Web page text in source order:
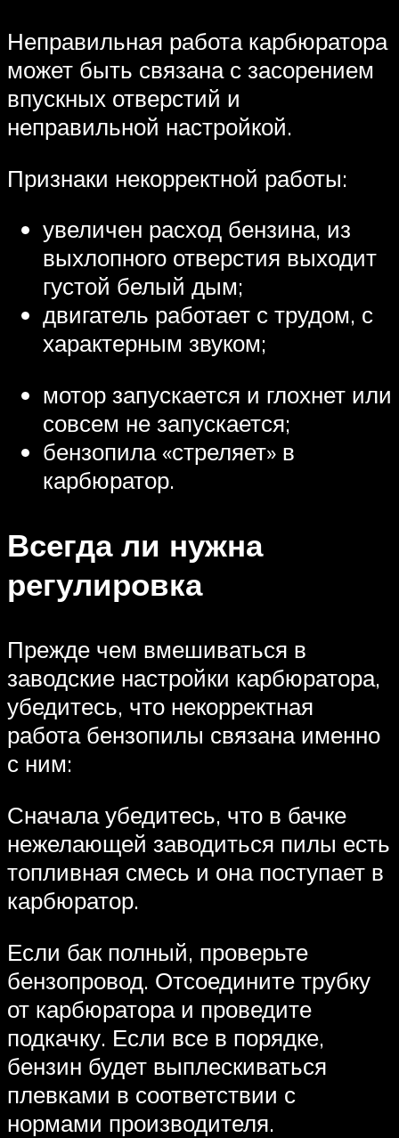
Неправильная работа карбюратора
может быть связана с засорением
впускных отверстий и
неправильной настройкой.
Признаки некорректной работы:
увеличен расход бензина, из
выхлопного отверстия выходит
густой белый дым;
двигатель работает с трудом, с
характерным звуком;
мотор запускается и глохнет или
совсем не запускается;
бензопила «стреляет» в
карбюратор.
Всегда ли нужна
регулировка
Прежде чем вмешиваться в
заводские настройки карбюратора,
убедитесь, что некорректная
работа бензопилы связана именно
с ним:
Сначала убедитесь, что в бачке
нежелающей заводиться пилы есть
топливная смесь и она поступает в
карбюратор.
Если бак полный, проверьте
бензопровод. Отсоедините трубку
от карбюратора и проведите
подкачку. Если все в порядке,
бензин будет выплескиваться
плевками в соответствии с
нормами производителя.